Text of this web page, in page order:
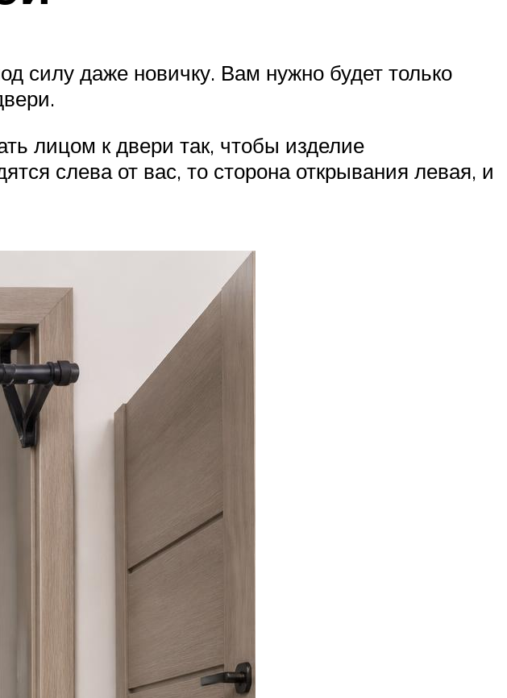
силу даже новичку. Вам нужно будет только
лицом к двери так, чтобы изделие
слева от вас, то сторона открывания левая, и